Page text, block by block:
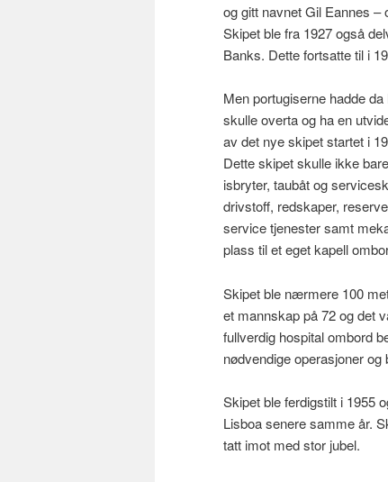
og gitt navnet Gil Eannes –
Skipet ble fra 1927 også
Banks. Dette fortsatte til i
Men portugiserne hadde
skulle overta og ha en
av det nye skipet startet i
Dette skipet skulle ikke
isbryter, taubåt og
drivstoff, redskaper,
service tjenester samt
plass til et eget kapell
Skipet ble nærmere 100
et mannskap på 72 og det
fullverdig hospital ombord
nødvendige operasjoner og
Skipet ble ferdigstilt i 1955
Lisboa senere samme år.
tatt imot med stor jubel.